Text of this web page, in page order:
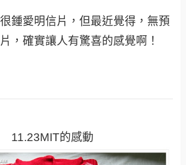
鍾愛明信片，但最近覺得，無預
，確實讓人有驚喜的感覺啊！
11.23MIT的感動